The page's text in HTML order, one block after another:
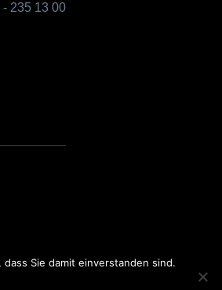
- 235 13 00
Sie damit einverstanden sind.